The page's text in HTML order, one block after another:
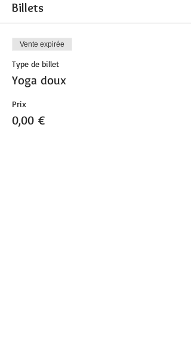
Billets
Vente expirée
Type de billet
Yoga doux
Prix
0,00 €